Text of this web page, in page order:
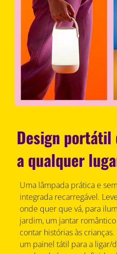
Design portátil
a qualquer
Uma lâmpada prática e
integrada recarregável.
onde quer que vá, para
jardim, um jantar
contar histórias às
um painel tátil para a ligar/